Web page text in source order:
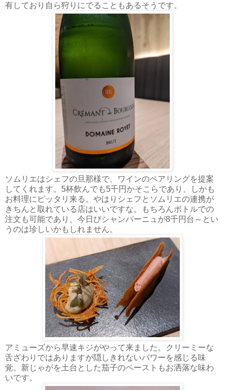
有しており自ら狩りにでることもあるそうです。
ソムリエはシェフの旦那様で、ワインのペアリングを提案
してくれます。5杯飲んでも5千円かそこらであり、しかも
お料理にピッタリ来る。やはりシェフとソムリエの連携が
きちんと取れている店はいいですな。もちろんボトルでの
注文も可能であり、今日びシャンパーニュが8千円台～とい
うのは珍しいかもしれません。
アミューズから早速キジがやって来ました。クリーミーな
舌ざわりではありますが隠しきれないパワーを感じる味
覚。新じゃがを土台とした茄子のペーストもお洒落な味わ
いです。